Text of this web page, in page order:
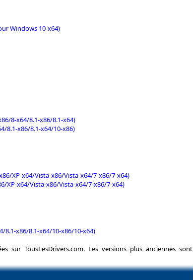
Windows 10-x64)
8-x64/8.1-x86/8.1-x64)
8.1-x86/8.1-x64/10-x86)
XP-x64/Vista-x86/Vista-x64/7-x86/7-x64)
XP-x64/Vista-x86/Vista-x64/7-x86/7-x64)
8.1-x86/8.1-x64/10-x86/10-x64)
sur TousLesDrivers.com. Les versions plus anciennes sont